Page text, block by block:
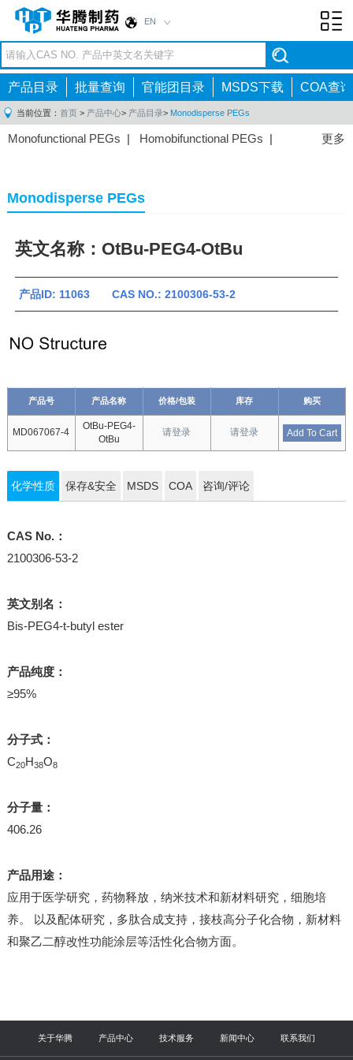
EN
产品目录 批量查询 官能团目录 MSDS下载 COA查询
当前位置： 首页 > 产品中心> 产品目录> Monodisperse PEGs
更多
Monofunctional PEGs | Homobifunctional PEGs |
Monodisperse PEGs
英文名称：OtBu-PEG4-OtBu
产品ID: 11063 CAS NO.: 2100306-53-2
产品号 产品名称 价格/包装 库存 购买
MD067067-4
OtBu-PEG4-
OtBu
请登录 请登录 Add To Cart
化学性质 保存&安全 MSDS COA 咨询/评论
CAS No.：
2100306-53-2
英文别名：
Bis-PEG4-t-butyl ester
产品纯度：
≥95%
分子式：
C20H38O8
分子量：
406.26
产品用途：
应用于医学研究，药物释放，纳米技术和新材料研究，细胞培
养。 以及配体研究，多肽合成支持，接枝高分子化合物，新材料
和聚乙二醇改性功能涂层等活性化合物方面。
关于华腾 产品中心 技术服务 新闻中心 联系我们